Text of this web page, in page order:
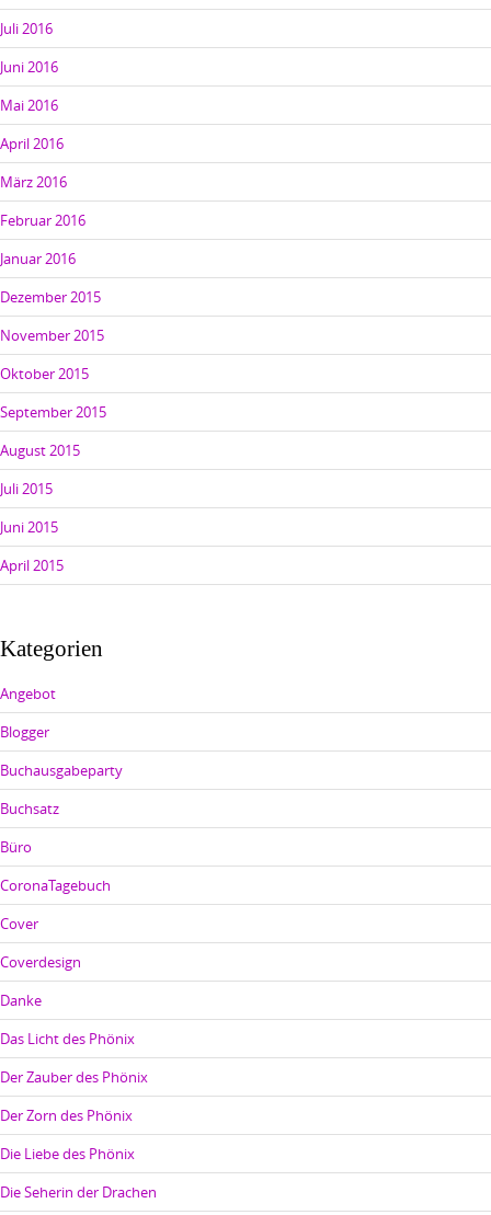
Juli 2016
Juni 2016
Mai 2016
April 2016
März 2016
Februar 2016
Januar 2016
Dezember 2015
November 2015
Oktober 2015
September 2015
August 2015
Juli 2015
Juni 2015
April 2015
Kategorien
Angebot
Blogger
Buchausgabeparty
Buchsatz
Büro
CoronaTagebuch
Cover
Coverdesign
Danke
Das Licht des Phönix
Der Zauber des Phönix
Der Zorn des Phönix
Die Liebe des Phönix
Die Seherin der Drachen